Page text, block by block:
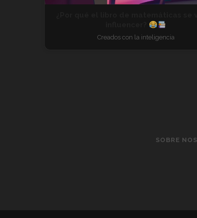
Creados con la inteligencia
SOBRE